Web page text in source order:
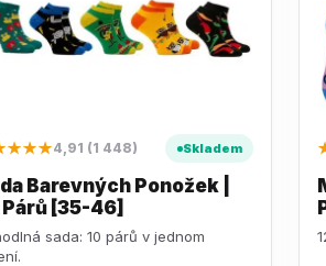
4,91 (1 448) Skladem
Barevných Ponožek |
Párů [35-46]
sada: 10 párů v jednom